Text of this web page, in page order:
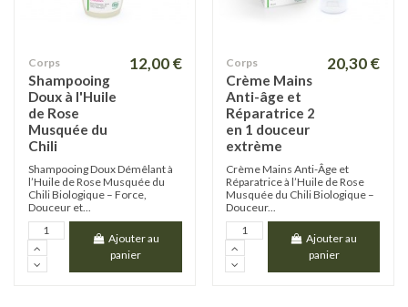
Corps
Shampooing
Doux à l'Huile
de Rose
Musquée du
Chili
12,00 €
Shampooing Doux Démêlant à
l’Huile de Rose Musquée du
Chili Biologique – Force,
Douceur et...
Ajouter au
panier
Corps
Crème Mains
Anti-âge et
Réparatrice 2
en 1 douceur
extrème
20,30 €
Crème Mains Anti-Âge et
Réparatrice à l’Huile de Rose
Musquée du Chili Biologique –
Douceur...
Ajouter au
panier